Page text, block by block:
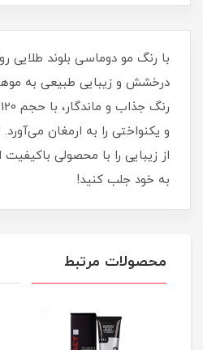
درخشش و زیبایی طبیعی به
و یکنواختی را به ارمغان
از زیبایی را با محصولی باکیفیت
به خود جلب کنید!
محصولات مرتبط